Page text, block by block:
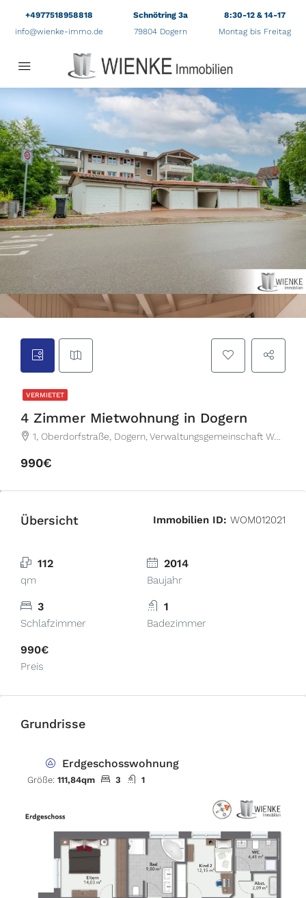
+4977518958818
info@wienke-immo.de
Schnötring 3a
79804 Dogern
8:30-12 & 14-17
Montag bis Freitag
VERMIETET
4 Zimmer Mietwohnung in Dogern
1, Oberdorfstraße, Dogern, Verwaltungsgemeinschaft Waldshut-Tiengen, Landkreis Waldshut, Baden-Württemberg, 79804, Deutschland
990€
Übersicht Immobilien ID: WOM012021
112
qm
2014
Baujahr
3
Schlafzimmer
1
Badezimmer
990€
Preis
Grundrisse
Erdgeschosswohnung
Größe: 111,84qm 3 1